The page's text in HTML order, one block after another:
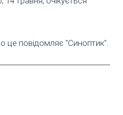
це повідомляє "Синоптик".